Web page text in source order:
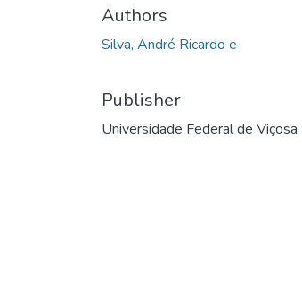
Authors
Silva, André Ricardo e
Publisher
Universidade Federal de Viçosa